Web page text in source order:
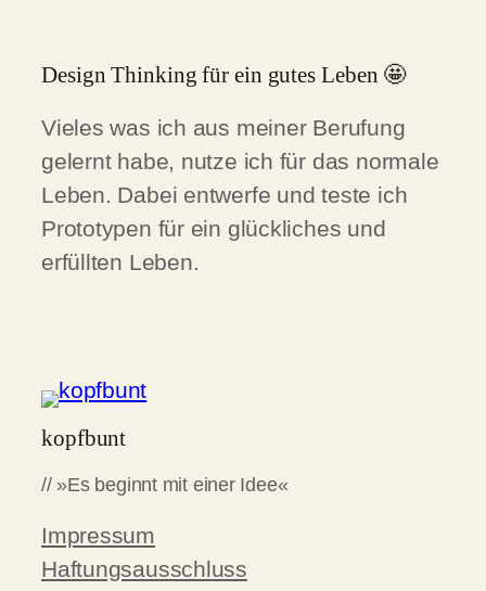
Design Thinking für ein gutes Leben 🤩
Vieles was ich aus meiner Berufung
gelernt habe, nutze ich für das normale
Leben. Dabei entwerfe und teste ich
Prototypen für ein glückliches und
erfüllten Leben.
kopfbunt
// »Es beginnt mit einer Idee«
Impressum
Haftungsausschluss